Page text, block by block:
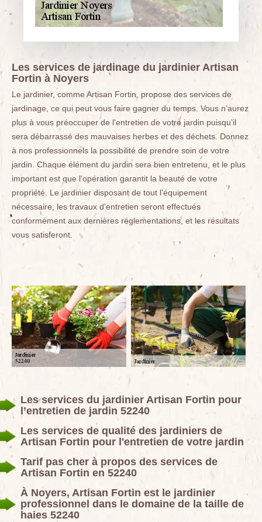
Les services de jardinage du jardinier Artisan
Fortin à Noyers
Le jardinier, comme Artisan Fortin, propose des services de
jardinage, ce qui peut vous faire gagner du temps. Vous n’aurez
plus à vous préoccuper de l'entretien de votre jardin puisqu’il
sera débarrassé des mauvaises herbes et des déchets. Donnez
à nos professionnels la possibilité de prendre soin de votre
jardin. Chaque élément du jardin sera bien entretenu, et le plus
important est que l'opération garantit la beauté de votre
propriété. Le jardinier disposant de tout l'équipement
nécessaire, les travaux d'entretien seront effectués
conformément aux dernières réglementations, et les résultats
vous satisferont.
Les services du jardinier Artisan Fortin pour
l’entretien de jardin 52240
Les services de qualité des jardiniers de
Artisan Fortin pour l'entretien de votre jardin
Tarif pas cher à propos des services de
Artisan Fortin en 52240
À Noyers, Artisan Fortin est le jardinier
professionnel dans le domaine de la taille de
haies 52240